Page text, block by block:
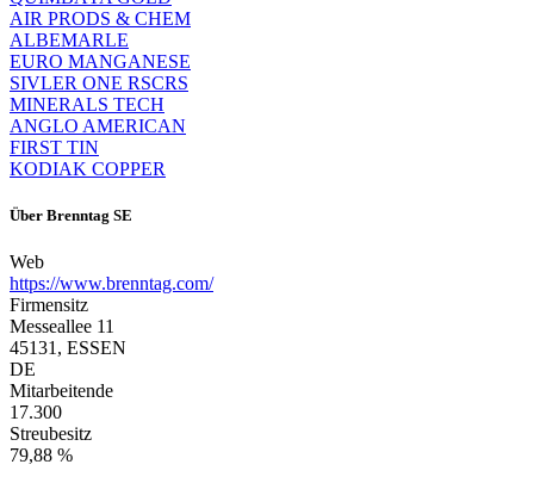
AIR PRODS & CHEM
ALBEMARLE
EURO MANGANESE
SIVLER ONE RSCRS
MINERALS TECH
ANGLO AMERICAN
FIRST TIN
KODIAK COPPER
Über Brenntag SE
Web
https://www.brenntag.com/
Firmensitz
Messeallee 11
45131, ESSEN
DE
Mitarbeitende
17.300
Streubesitz
79,88 %